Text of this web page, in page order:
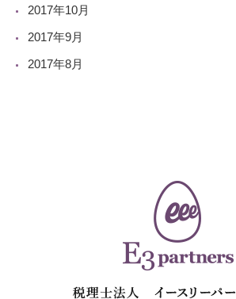
2017年10月
2017年9月
2017年8月